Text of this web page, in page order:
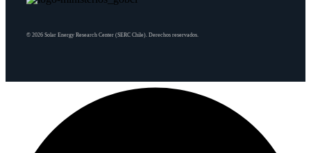
© 2026 Solar Energy Research Center (SERC Chile). Derechos reservados.